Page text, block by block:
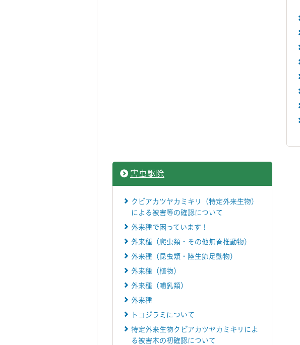
害虫駆除
クビアカツヤカミキリ（特定外来生物）
による被害等の確認について
外来種で困っています！
外来種（爬虫類・その他無脊椎動物）
外来種（昆虫類・陸生節足動物）
外来種（植物）
外来種（哺乳類）
外来種
トコジラミについて
特定外来生物クビアカツヤカミキリによ
る被害木の初確認について